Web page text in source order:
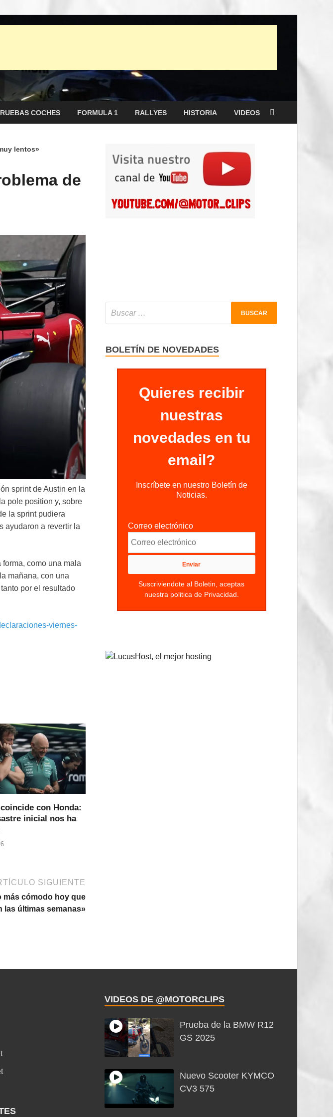
COCHES FORMULA 1 RALLYES HISTORIA VIDEOS
lentos»
de
sprint de Austin en la
pole position y, sobre
la sprint pudiera
ayudaron a revertir la
como una mala
mañana, con una
por el resultado
viernes-
con Honda:
inicial nos ha
SIGUIENTE
más cómodo hoy que
las últimas semanas»
BOLETÍN DE NOVEDADES
Quieres recibir
nuestras
novedades en tu
email?
Inscríbete en nuestro Boletín de
Noticias.
Correo electrónico
Suscriviendote al Boletin, aceptas
nuestra politica de Privacidad.
VIDEOS DE @MOTORCLIPS
Prueba de la BMW R12
GS 2025
Nuevo Scooter KYMCO
CV3 575